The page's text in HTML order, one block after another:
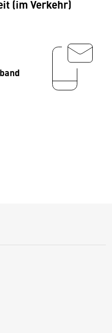
(im Verkehr)